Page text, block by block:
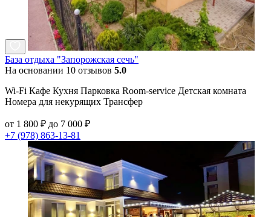
База отдыха "Запорожская сечь"
На основании 10 отзывов 5.0
Wi-Fi Кафе Кухня Парковка Room-service Детская комната
Номера для некурящих Трансфер
от 1 800 ₽ до 7 000 ₽
+7 (978) 863-13-81